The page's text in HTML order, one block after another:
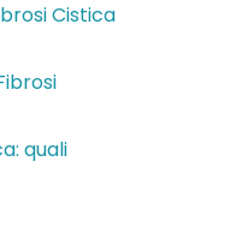
Cistica
quali